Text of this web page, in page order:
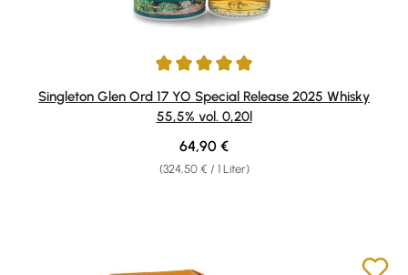
Durchschnittliche Bewertung von 5 von 5 Sternen
Singleton Glen Ord 17 YO Special Release 2025 Whisky
55,5% vol. 0,20l
(324,50 € / 1 Liter)
Regulärer Preis:
64,90 €